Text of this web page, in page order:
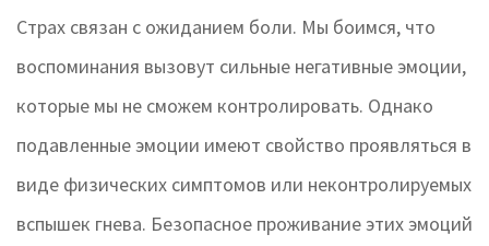
Страх связан с ожиданием боли. Мы боимся, что
воспоминания вызовут сильные негативные эмоции,
которые мы не сможем контролировать. Однако
подавленные эмоции имеют свойство проявляться в
виде физических симптомов или неконтролируемых
вспышек гнева. Безопасное проживание этих эмоций